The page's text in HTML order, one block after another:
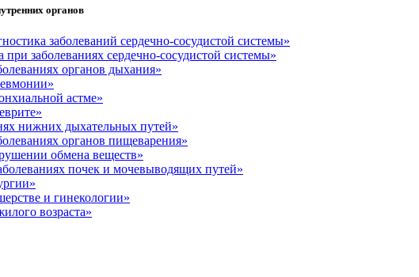
органов
заболеваний сердечно-сосудистой системы»
заболеваниях сердечно-сосудистой системы»
органов дыхания»
астме»
нижних дыхательных путей»
органов пищеварения»
обмена веществ»
почек и мочевыводящих путей»
и гинекологии»
возраста»